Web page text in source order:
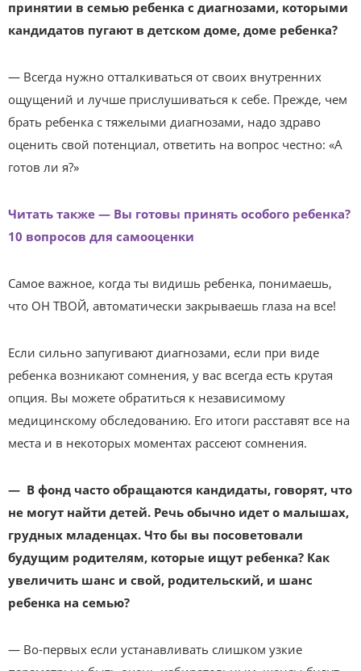
принятии в семью ребенка с диагнозами, которыми
кандидатов пугают в детском доме, доме ребенка?
— Всегда нужно отталкиваться от своих внутренних
ощущений и лучше прислушиваться к себе. Прежде, чем
брать ребенка с тяжелыми диагнозами, надо здраво
оценить свой потенциал, ответить на вопрос честно: «А
готов ли я?»
Читать также — Вы готовы принять особого ребенка?
10 вопросов для самооценки
Самое важное, когда ты видишь ребенка, понимаешь,
что ОН ТВОЙ, автоматически закрываешь глаза на все!
Если сильно запугивают диагнозами, если при виде
ребенка возникают сомнения, у вас всегда есть крутая
опция. Вы можете обратиться к независимому
медицинскому обследованию. Его итоги расставят все на
места и в некоторых моментах рассеют сомнения.
— В фонд часто обращаются кандидаты, говорят, что
не могут найти детей. Речь обычно идет о малышах,
грудных младенцах. Что бы вы посоветовали
будущим родителям, которые ищут ребенка? Как
увеличить шанс и свой, родительский, и шанс
ребенка на семью?
— Во-первых если устанавливать слишком узкие